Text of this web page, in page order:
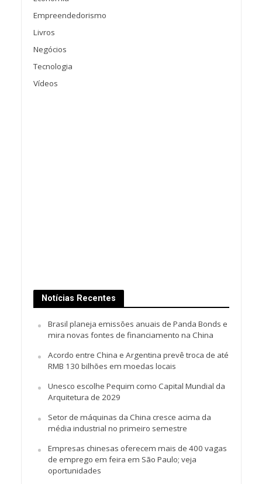
Empreendedorismo
Livros
Negócios
Tecnologia
Vídeos
Notícias Recentes
Brasil planeja emissões anuais de Panda Bonds e
mira novas fontes de financiamento na China
Acordo entre China e Argentina prevê troca de até
RMB 130 bilhões em moedas locais
Unesco escolhe Pequim como Capital Mundial da
Arquitetura de 2029
Setor de máquinas da China cresce acima da
média industrial no primeiro semestre
Empresas chinesas oferecem mais de 400 vagas
de emprego em feira em São Paulo; veja
oportunidades